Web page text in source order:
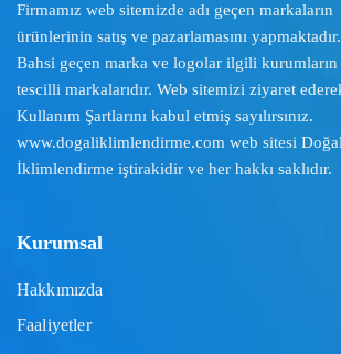
Firmamız web sitemizde adı geçen markaların
ürünlerinin satış ve pazarlamasını yapmaktadır.
Bahsi geçen marka ve logolar ilgili kurumların
tescilli markalarıdır. Web sitemizi ziyaret
Kullanım Şartlarını kabul etmiş sayılırsınız.
www.dogaliklimlendirme.com web sitesi Doğal
İklimlendirme iştirakidir ve her hakkı saklıdır.
Kurumsal
Hakkımızda
Faaliyetler